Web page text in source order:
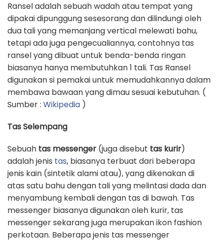
Ransel adalah sebuah wadah atau tempat yang
dipakai dipunggung sesesorang dan dilindungi oleh
dua tali yang memanjang vertical melewati bahu,
tetapi ada juga pengecualiannya, contohnya tas
ransel yang dibuat untuk benda-benda ringan
biasanya hanya membutuhkan 1 tali. Tas Ransel
digunakan si pemakai untuk memudahkannya dalam
membawa bawaan yang dimau sesuai kebutuhan. (
Sumber : Wikipedia )
Tas Selempang
Sebuah tas messenger (juga disebut tas kurir)
adalah jenis tas, biasanya terbuat dari beberapa
jenis kain (sintetik alami atau), yang dikenakan di
atas satu bahu dengan tali yang melintasi dada dan
menyambung kembali dengan tas di bawah. Tas
messenger biasanya digunakan oleh kurir, tas
messenger sekarang juga merupakan ikon fashion
perkotaan. Beberapa jenis tas messenger